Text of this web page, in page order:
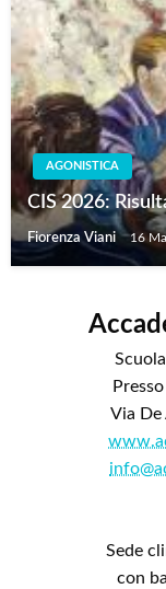
AGONISTICA
CIS 2026:
Fiorenza Viani 16
Via De
Sede
con